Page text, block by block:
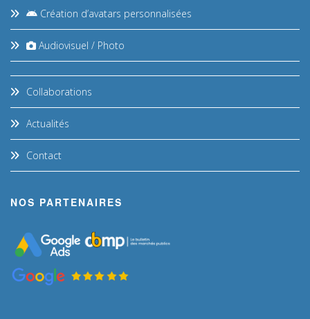
Création d’avatars personnalisées
Audiovisuel / Photo
Collaborations
Actualités
Contact
NOS PARTENAIRES